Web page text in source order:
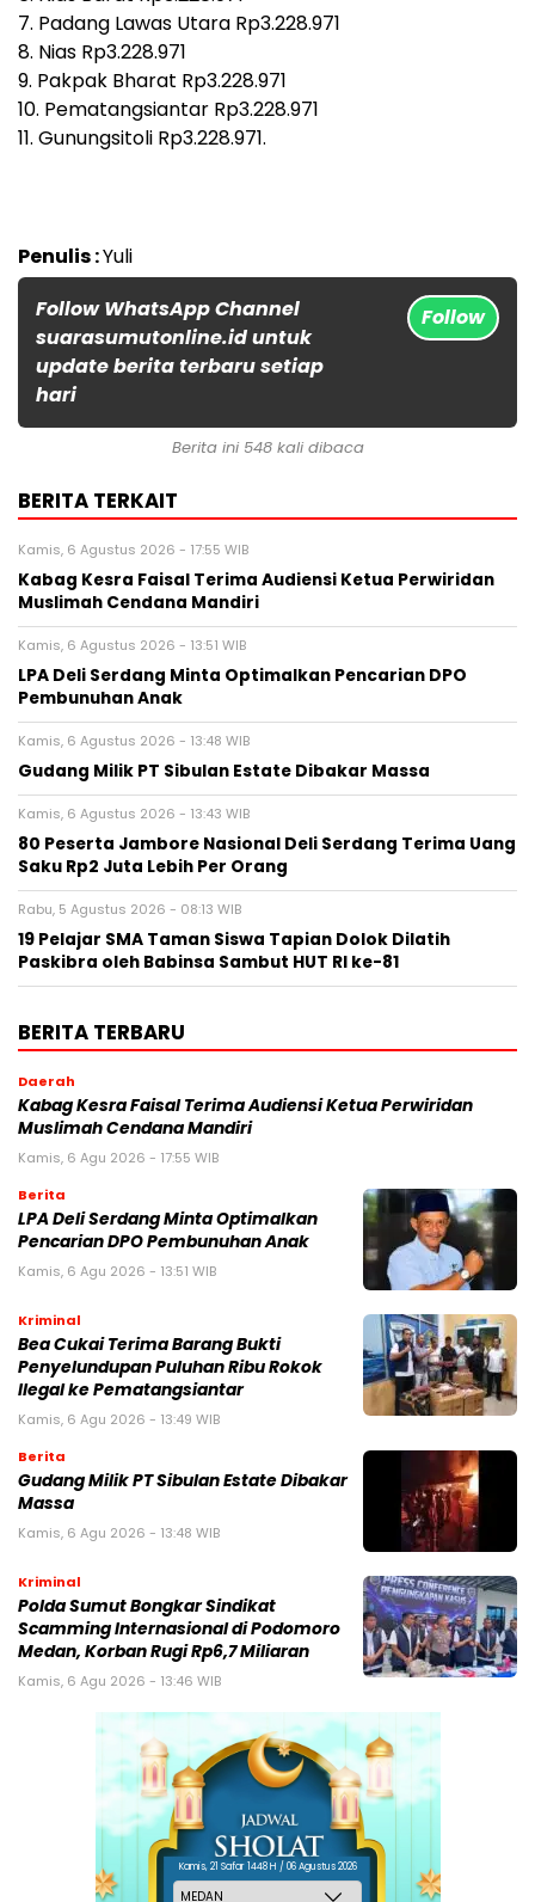
7. Padang Lawas Utara Rp3.228.971
8. Nias Rp3.228.971
9. Pakpak Bharat Rp3.228.971
10. Pematangsiantar Rp3.228.971
11. Gunungsitoli Rp3.228.971.
Penulis :Yuli
Follow WhatsApp Channel
suarasumutonline.id untuk
update berita terbaru setiap
hari
Follow
Berita ini 548 kali dibaca
BERITA TERKAIT
Kamis, 6 Agustus 2026 - 17:55 WIB
Kabag Kesra Faisal Terima Audiensi Ketua Perwiridan
Muslimah Cendana Mandiri
Kamis, 6 Agustus 2026 - 13:51 WIB
LPA Deli Serdang Minta Optimalkan Pencarian DPO
Pembunuhan Anak
Kamis, 6 Agustus 2026 - 13:48 WIB
Gudang Milik PT Sibulan Estate Dibakar Massa
Kamis, 6 Agustus 2026 - 13:43 WIB
80 Peserta Jambore Nasional Deli Serdang Terima Uang
Saku Rp2 Juta Lebih Per Orang
Rabu, 5 Agustus 2026 - 08:13 WIB
19 Pelajar SMA Taman Siswa Tapian Dolok Dilatih
Paskibra oleh Babinsa Sambut HUT RI ke-81
BERITA TERBARU
Daerah
Kabag Kesra Faisal Terima Audiensi Ketua Perwiridan
Muslimah Cendana Mandiri
Kamis, 6 Agu 2026 - 17:55 WIB
Berita
LPA Deli Serdang Minta Optimalkan
Pencarian DPO Pembunuhan Anak
Kamis, 6 Agu 2026 - 13:51 WIB
Kriminal
Bea Cukai Terima Barang Bukti
Penyelundupan Puluhan Ribu Rokok
Ilegal ke Pematangsiantar
Kamis, 6 Agu 2026 - 13:49 WIB
Berita
Gudang Milik PT Sibulan Estate Dibakar
Massa
Kamis, 6 Agu 2026 - 13:48 WIB
Kriminal
Polda Sumut Bongkar Sindikat
Scamming Internasional di Podomoro
Medan, Korban Rugi Rp6,7 Miliaran
Kamis, 6 Agu 2026 - 13:46 WIB
Kamis, 21 Safar 1448 H / 06 Agustus 2026